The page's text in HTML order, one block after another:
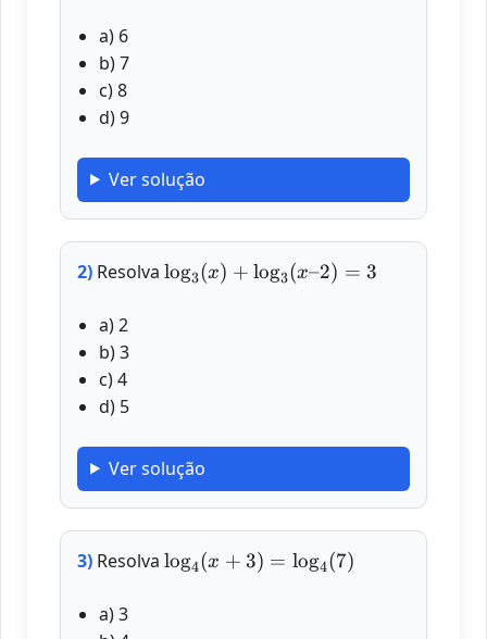
a) 6
b) 7
c) 8
d) 9
Ver solução
2) Resolva \log_3
log3(x) + log3(x–2) = 3
a) 2
b) 3
c) 4
d) 5
Ver solução
3) Resolva \log_4
log4(x + 3) = log4(7)
a) 3